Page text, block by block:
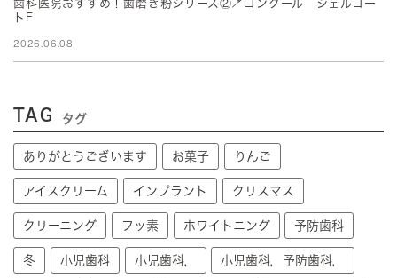
歯科医院おすすめ！歯磨き粉シリーズ②🪥コンクール ジェルコー
トF
2026.06.08
TAG タグ
ありがとうございます お菓子 りんご
アイスクリーム インプラント クリスマス
クリーニング フッ素 ホワイトニング 予防歯科
冬 小児歯科 小児歯科， 小児歯科，予防歯科，